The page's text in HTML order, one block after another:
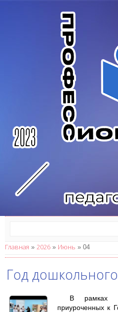
Главная » 2026 » Июнь » 04
Год
В рамках
приуроченных к